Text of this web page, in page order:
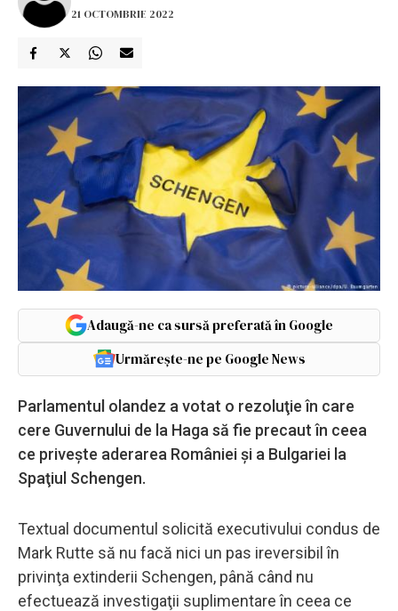
21 OCTOMBRIE 2022
Adaugă-ne ca sursă preferată în Google
Urmărește-ne pe Google News
Parlamentul olandez a votat o rezoluţie în care
cere Guvernului de la Haga să fie precaut în ceea
ce priveşte aderarea României şi a Bulgariei la
Spaţiul Schengen.
Textual documentul solicită executivului condus de
Mark Rutte să nu facă nici un pas ireversibil în
privinţa extinderii Schengen, până când nu
efectuează investigaţii suplimentare în ceea ce